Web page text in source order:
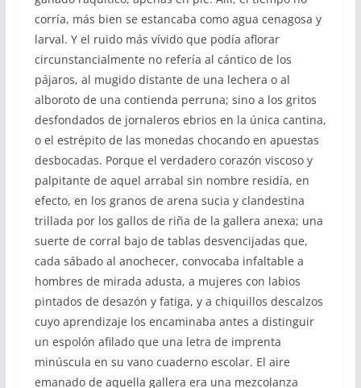
corría, más bien se estancaba como agua cenagosa y
larval. Y el ruido más vívido que podía aflorar
circunstancialmente no refería al cántico de los
pájaros, al mugido distante de una lechera o al
alboroto de una contienda perruna; sino a los gritos
desfondados de jornaleros ebrios en la única cantina,
o el estrépito de las monedas chocando en apuestas
desbocadas. Porque el verdadero corazón viscoso y
palpitante de aquel arrabal sin nombre residía, en
efecto, en los granos de arena sucia y clandestina
trillada por los gallos de riña de la gallera anexa; una
suerte de corral bajo de tablas desvencijadas que,
cada sábado al anochecer, convocaba infaltable a
hombres de mirada adusta, a mujeres con labios
pintados de desazón y fatiga, y a chiquillos descalzos
cuyo aprendizaje los encaminaba antes a distinguir
un espolón afilado que una letra de imprenta
minúscula en su vano cuaderno escolar. El aire
emanado de aquella gallera era una mezcolanza